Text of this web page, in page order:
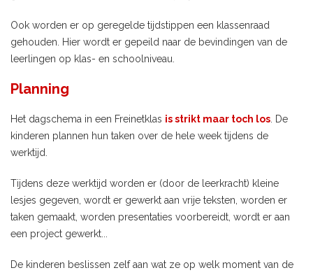
Ook worden er op geregelde tijdstippen een klassenraad
gehouden. Hier wordt er gepeild naar de bevindingen van de
leerlingen op klas- en schoolniveau.
Planning
Het dagschema in een Freinetklas is strikt maar toch los . De
kinderen plannen hun taken over de hele week tijdens de
werktijd.
Tijdens deze werktijd worden er (door de leerkracht) kleine
lesjes gegeven, wordt er gewerkt aan vrije teksten, worden er
taken gemaakt, worden presentaties voorbereidt, wordt er aan
een project gewerkt...
De kinderen beslissen zelf aan wat ze op welk moment van de